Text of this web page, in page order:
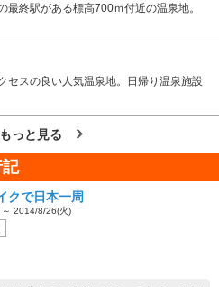
終駅がある標高700ｍ付近の温泉地。
セスの良い人気温泉地。日帰り温泉施設
っと見る
クで日本一周
2014/8/26(火)